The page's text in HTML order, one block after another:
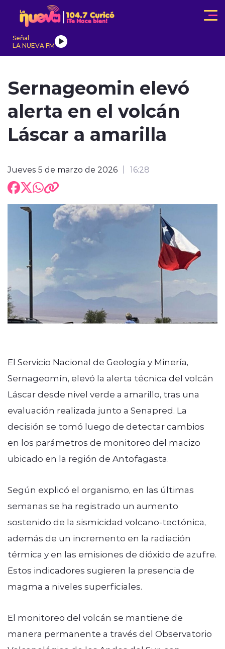
Click acá para ir directamente al contenido
Señal
LA NUEVA FM
TENDENCIAS
Sernageomin elevó
alerta en el volcán
Láscar a amarilla
Jueves 5 de marzo de 2026 16:28
El Servicio Nacional de Geología y Minería,
Sernageomín, elevó la alerta técnica del volcán
Láscar desde nivel verde a amarillo, tras una
evaluación realizada junto a Senapred. La
decisión se tomó luego de detectar cambios
en los parámetros de monitoreo del macizo
ubicado en la región de Antofagasta.
Según explicó el organismo, en las últimas
semanas se ha registrado un aumento
sostenido de la sismicidad volcano-tectónica,
además de un incremento en la radiación
térmica y en las emisiones de dióxido de azufre.
Estos indicadores sugieren la presencia de
magma a niveles superficiales.
El monitoreo del volcán se mantiene de
manera permanente a través del Observatorio